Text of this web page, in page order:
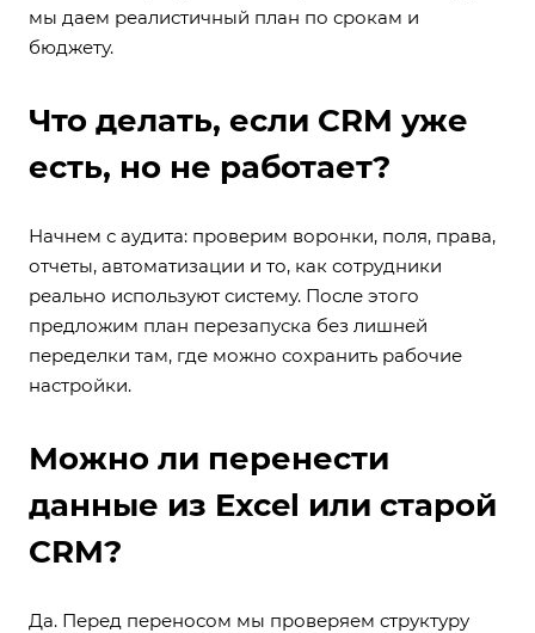
мы даем реалистичный план по срокам и
бюджету.
Что делать, если CRM уже
есть, но не работает?
Начнем с аудита: проверим воронки, поля, права,
отчеты, автоматизации и то, как сотрудники
реально используют систему. После этого
предложим план перезапуска без лишней
переделки там, где можно сохранить рабочие
настройки.
Можно ли перенести
данные из Excel или старой
CRM?
Да. Перед переносом мы проверяем структуру